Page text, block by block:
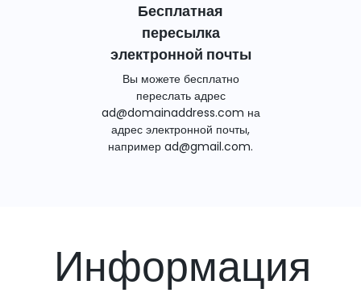
Бесплатная
пересылка
электронной почты
Вы можете бесплатно
переслать адрес
ad@domainaddress.com на
адрес электронной почты,
например ad@gmail.com.
Информация